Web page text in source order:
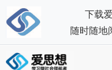
下载
随时随地